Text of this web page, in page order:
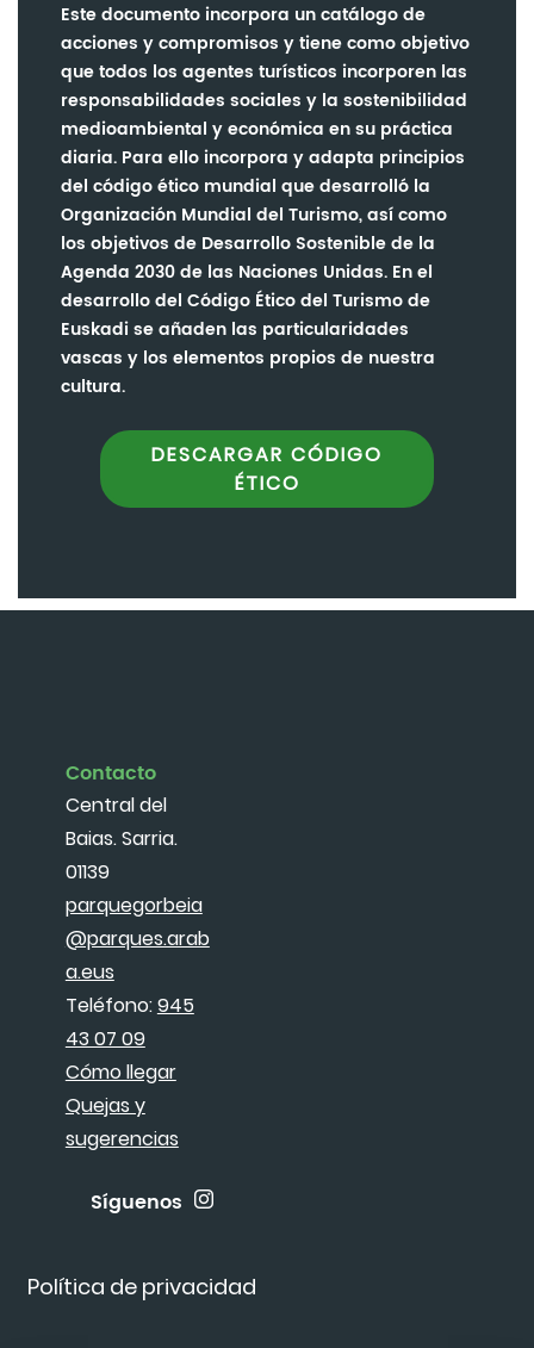
Este documento incorpora un catálogo de
acciones y compromisos y tiene como objetivo
que todos los agentes turísticos incorporen las
responsabilidades sociales y la sostenibilidad
medioambiental y económica en su práctica
diaria. Para ello incorpora y adapta principios
del código ético mundial que desarrolló la
Organización Mundial del Turismo, así como
los objetivos de Desarrollo Sostenible de la
Agenda 2030 de las Naciones Unidas. En el
desarrollo del Código Ético del Turismo de
Euskadi se añaden las particularidades
vascas y los elementos propios de nuestra
cultura.
DESCARGAR CÓDIGO
ÉTICO
Política de privacidad
Contacto
Central del
Baias. Sarria.
01139
parquegorbeia
@parques.arab
a.eus
Teléfono:945
43 07 09
Cómo llegar
Quejas y
sugerencias
Síguenos